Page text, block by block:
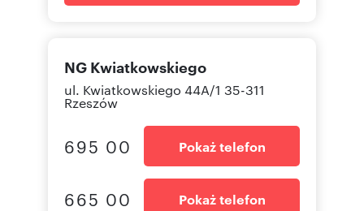
NG Kwiatkowskiego
ul. Kwiatkowskiego 44A/1 35-311
Rzeszów
695 00 Pokaż telefon
665 00 Pokaż telefon